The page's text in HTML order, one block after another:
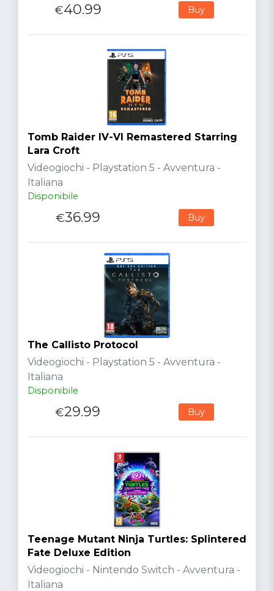
€40.99 Buy
Tomb Raider IV-VI Remastered Starring
Lara Croft
Videogiochi - Playstation 5 - Avventura -
Italiana
Disponibile
€36.99 Buy
The Callisto Protocol
Videogiochi - Playstation 5 - Avventura -
Italiana
Disponibile
€29.99 Buy
Teenage Mutant Ninja Turtles: Splintered
Fate Deluxe Edition
Videogiochi - Nintendo Switch - Avventura -
Italiana